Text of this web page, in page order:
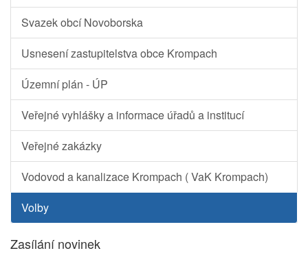
Svazek obcí Novoborska
Usnesení zastupitelstva obce Krompach
Územní plán - ÚP
Veřejné vyhlášky a informace úřadů a institucí
Veřejné zakázky
Vodovod a kanalizace Krompach ( VaK Krompach)
Volby
Zasílání novinek